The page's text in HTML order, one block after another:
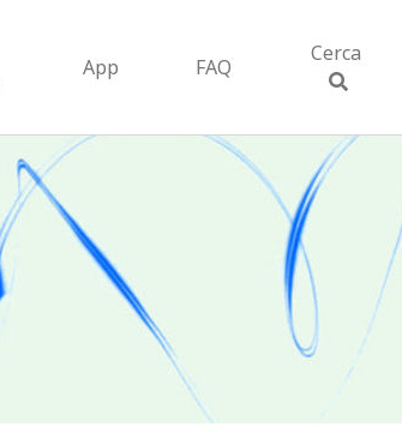
App FAQ
Cerca